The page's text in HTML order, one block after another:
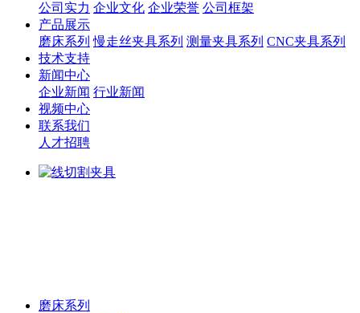
公司实力 企业文化 企业荣誉 公司框架
产品展示
磨床系列 慢走丝夹具系列 测量夹具系列 CNC夹具系列
技术支持
新闻中心
企业新闻 行业新闻
视频中心
联系我们
人才招聘
磨床系列